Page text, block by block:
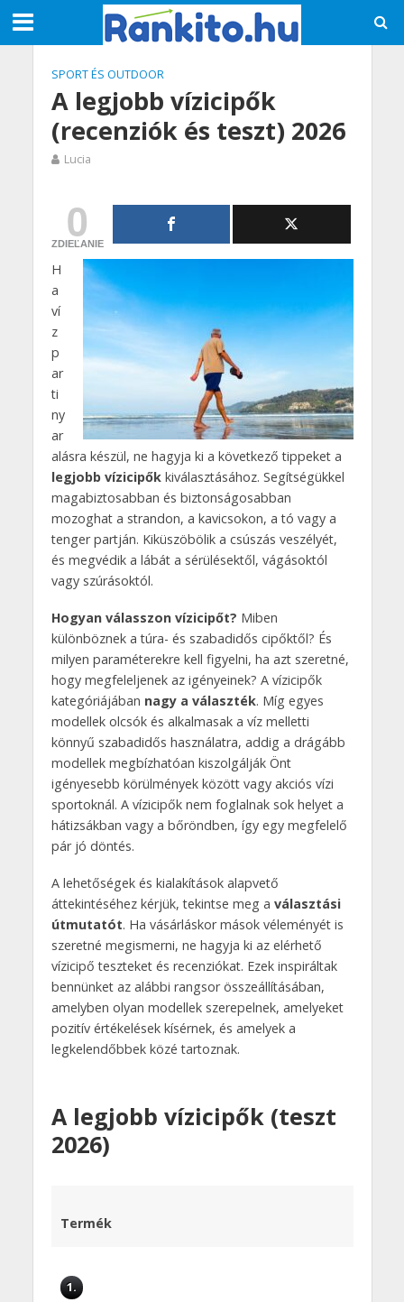
SPORT ÉS OUTDOOR
A legjobb vízicipők
(recenziók és teszt) 2026
Lucia
0
ZDIEĽANIE
H
a
ví
z
p
ar
ti
ny
ar
alásra készül, ne hagyja ki a következő tippeket a
legjobb vízicipőkkiválasztásához. Segítségükkel
magabiztosabban és biztonságosabban
mozoghat a strandon, a kavicsokon, a tó vagy a
tenger partján. Kiküszöbölik a csúszás veszélyét,
és megvédik a lábát a sérülésektől, vágásoktól
vagy szúrásoktól.
Hogyan válasszon vízicipőt? Miben
különböznek a túra- és szabadidős cipőktől? És
milyen paraméterekre kell figyelni, ha azt szeretné,
hogy megfeleljenek az igényeinek? A vízicipők
kategóriájában nagy a választék. Míg egyes
modellek olcsók és alkalmasak a víz melletti
könnyű szabadidős használatra, addig a drágább
modellek megbízhatóan kiszolgálják Önt
igényesebb körülmények között vagy akciós vízi
sportoknál. A vízicipők nem foglalnak sok helyet a
hátizsákban vagy a bőröndben, így egy megfelelő
pár jó döntés.
A lehetőségek és kialakítások alapvető
áttekintéséhez kérjük, tekintse meg a választási
útmutatót. Ha vásárláskor mások véleményét is
szeretné megismerni, ne hagyja ki az elérhető
vízicipő teszteket és recenziókat. Ezek inspiráltak
bennünket az alábbi rangsor összeállításában,
amelyben olyan modellek szerepelnek, amelyeket
pozitív értékelések kísérnek, és amelyek a
legkelendőbbek közé tartoznak.
A legjobb vízicipők (teszt
2026)
Termék
1.